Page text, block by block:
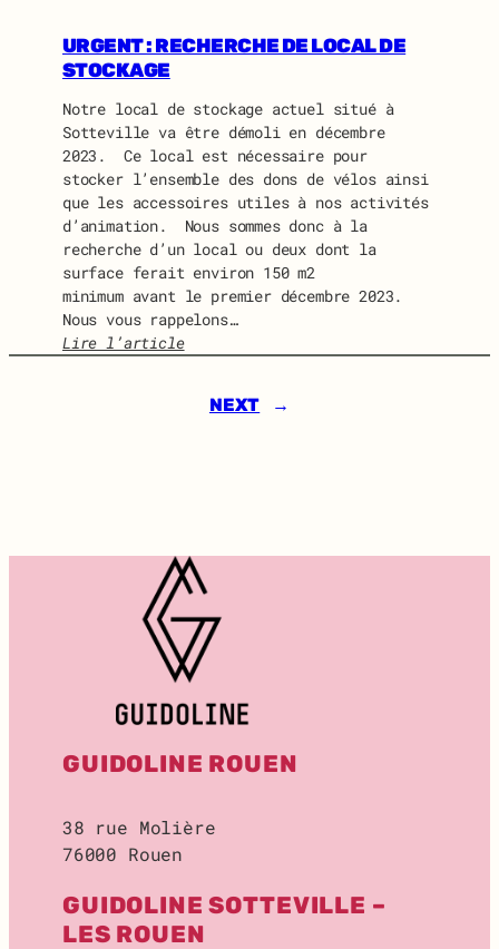
O
N
E
I
N
E
W
S
J
U
I
L
L
E
T
URGENT : RECHERCHE DE LOCAL DE
STOCKAGE
Notre local de stockage actuel situé à
Sotteville va être démoli en décembre
2023. Ce local est nécessaire pour
stocker l’ensemble des dons de vélos ainsi
que les accessoires utiles à nos activités
d’animation. Nous sommes donc à la
recherche d’un local ou deux dont la
surface ferait environ 150 m2
minimum avant le premier décembre 2023.
Nous vous rappelons…
Lire l’article
R
E
C
H
E
R
H
D
O
L
D
NEXT →
GUIDOLINE ROUEN
38 rue Molière
76000 Rouen
GUIDOLINE SOTTEVILLE –
LES ROUEN